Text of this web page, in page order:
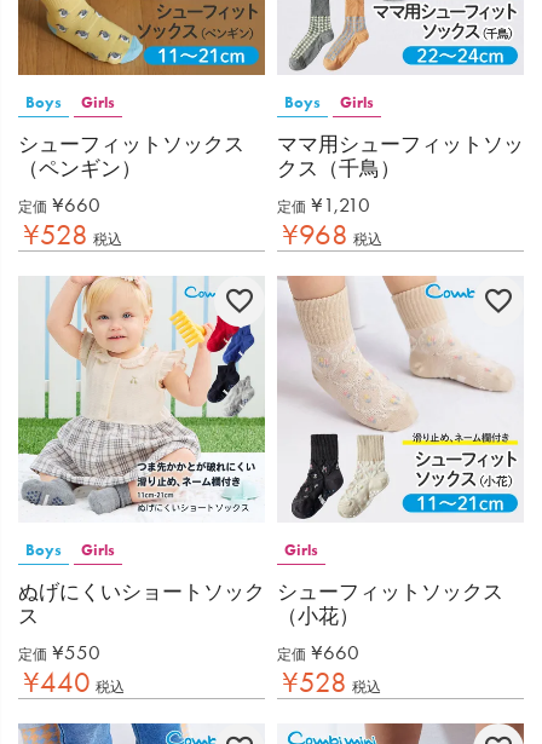
Boys Girls
シューフィットソックス
（ペンギン）
定価 ¥660
¥528 税込
Boys Girls
ママ用シューフィットソッ
クス（千鳥）
定価 ¥ 1,210
¥968 税込
Boys Girls
ぬげにくいショートソック
ス
定価 ¥550
¥440 税込
Girls
シューフィットソックス
（小花）
定価 ¥660
¥528 税込